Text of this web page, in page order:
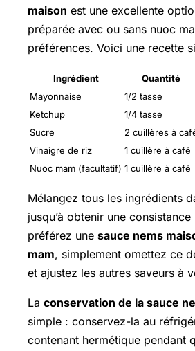
maison est une excellente
préparée avec ou sans nuoc
préférences. Voici une recette
Ingrédient
Quantité
Mayonnaise
1/2 tasse
Ketchup
1/4 tasse
Sucre
2 cuillères à
Vinaigre de riz
1 cuillère à café
Nuoc mam (facultatif) 1 cuillère à café
Mélangez tous les ingrédients
jusqu’à obtenir une
préférez une sauce nems
mam, simplement omettez ce
et ajustez les autres saveurs à
La conservation de la sauce
simple : conservez-la au
contenant hermétique pendant